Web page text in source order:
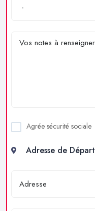
Agrée sécurité sociale
Adresse de Départ